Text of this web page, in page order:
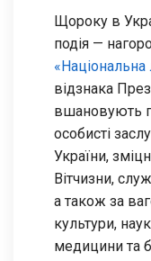
Щороку в
подія —
«Національна
відзнака
вшановують
особисті
України,
Вітчизни,
а також за
культури,
медицини та